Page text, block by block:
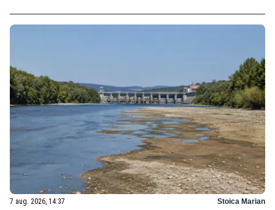
7 aug. 2026, 14:37 Stoica Marian